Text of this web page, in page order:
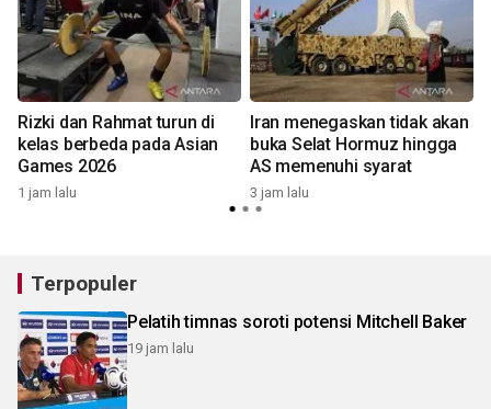
Rizki dan Rahmat turun di
kelas berbeda pada Asian
Games 2026
1 jam lalu
Iran menegaskan tidak akan
buka Selat Hormuz hingga
AS memenuhi syarat
3 jam lalu
Terpopuler
Pelatih timnas soroti potensi Mitchell Baker
19 jam lalu